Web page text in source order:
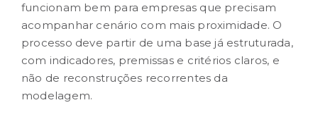
funcionam bem para empresas que precisam
acompanhar cenário com mais proximidade. O
processo deve partir de uma base já estruturada,
com indicadores, premissas e critérios claros, e
não de reconstruções recorrentes da
modelagem.